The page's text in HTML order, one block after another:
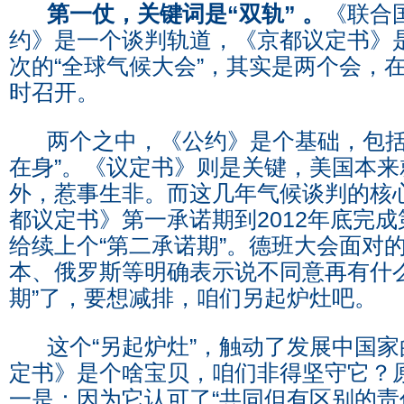
第一仗，关键词是“双轨” 。
《联
约》是一个谈判轨道，《京都议定书》
次的“全球气候大会”，其实是两个会，
时召开。
两个之中，《公约》是个基础，包
在身”。《议定书》则是关键，美国本
外，惹事生非。而这几年气候谈判的核
都议定书》第一承诺期到2012年底完
给续上个“第二承诺期”。德班大会面对
本、俄罗斯等明确表示说不同意再有什
期”了，要想减排，咱们另起炉灶吧。
这个“另起炉灶”，触动了发展中国家
定书》是个啥宝贝，咱们非得坚守它？
一是：因为它认可了“共同但有区别的